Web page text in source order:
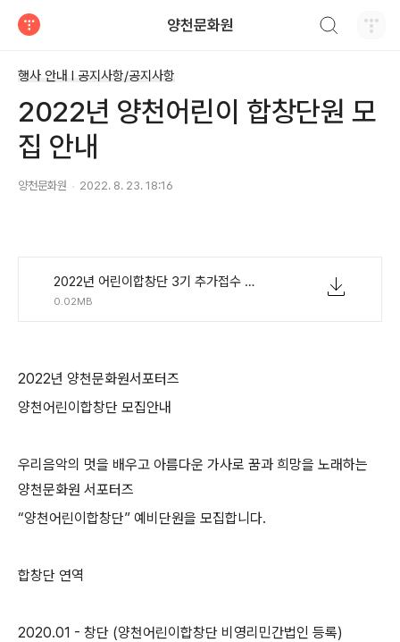
양천문화원
행사 안내 Ι 공지사항/공지사항
2022년 양천어린이 합창단원 모
집 안내
양천문화원 2022. 8. 23. 18:16
2022년 어린이합창단 3기 추가접수 참가신청서.hwp
0.02MB
2022년 양천문화원서포터즈
양천어린이합창단 모집안내
우리음악의 멋을 배우고 아름다운 가사로 꿈과 희망을 노래하는
양천문화원 서포터즈
“양천어린이합창단” 예비단원을 모집합니다.
합창단 연역
2020.01 - 창단 (양천어린이합창단 비영리민간법인 등록)